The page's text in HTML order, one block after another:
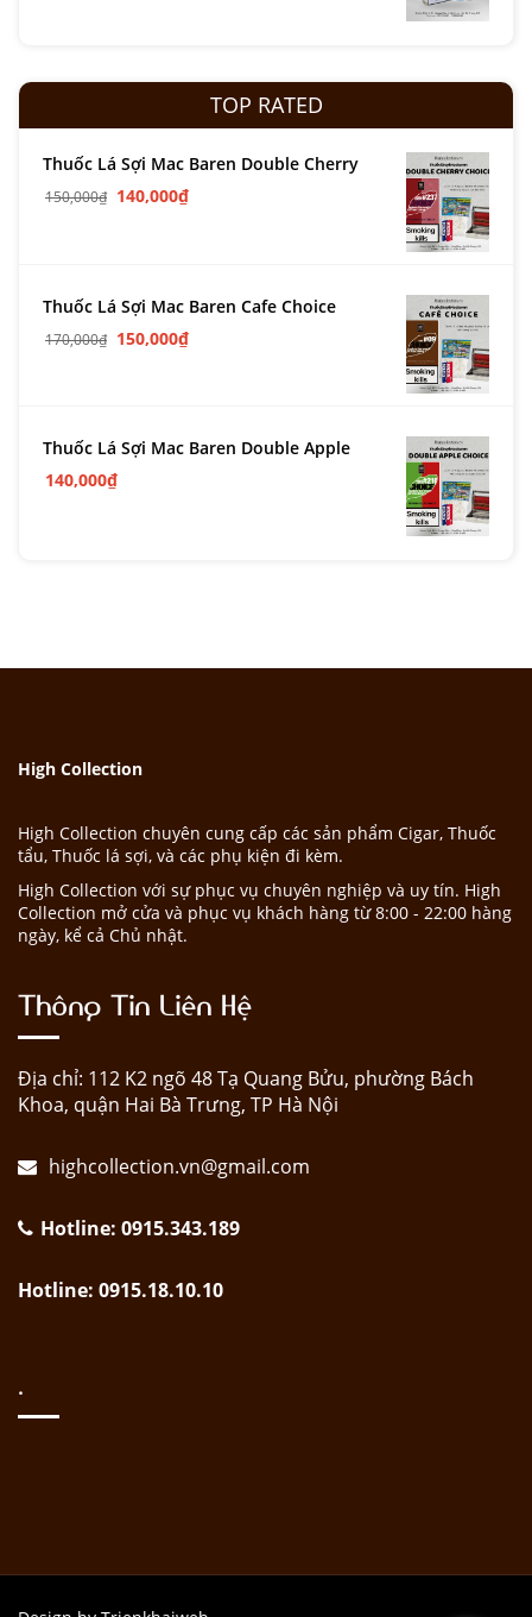
TOP RATED
Thuốc Lá Sợi Mac Baren Double Cherry
150,000₫ 140,000₫
Thuốc Lá Sợi Mac Baren Cafe Choice
170,000₫ 150,000₫
Thuốc Lá Sợi Mac Baren Double Apple
140,000₫
High Collection
High Collection chuyên cung cấp các sản phẩm Cigar, Thuốc
tẩu, Thuốc lá sợi, và các phụ kiện đi kèm.
High Collection với sự phục vụ chuyên nghiệp và uy tín. High
Collection mở cửa và phục vụ khách hàng từ 8:00 - 22:00 hàng
ngày, kể cả Chủ nhật.
Thông Tin Liên Hệ
Địa chỉ: 112 K2 ngõ 48 Tạ Quang Bửu, phường Bách
Khoa, quận Hai Bà Trưng, TP Hà Nội
highcollection.vn@gmail.com
Hotline: 0915.343.189
Hotline: 0915.18.10.10
.